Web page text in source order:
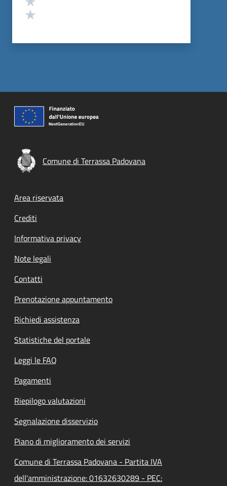
Comune di Terrassa Padovana
Footer menu
Area riservata
Crediti
Informativa privacy
Note legali
Contatti
Prenotazione appuntamento
Richiedi assistenza
Statistiche del portale
Leggi le FAQ
Pagamenti
Riepilogo valutazioni
Segnalazione disservizio
Piano di miglioramento dei servizi
Comune di Terrassa Padovana - Partita IVA
dell'amministrazione: 01632630289 - PEC: